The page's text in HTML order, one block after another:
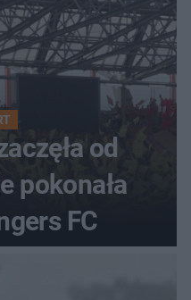
od
pokonała
FC